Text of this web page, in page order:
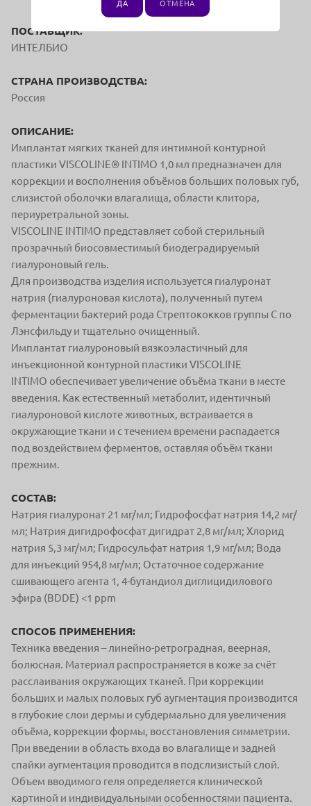
ПОСТАВЩИК:
ИНТЕЛБИО
СТРАНА ПРОИЗВОДСТВА:
Россия
ОПИСАНИЕ:
Имплантат мягких тканей для интимной контурной
пластики VISCOLINE® INTIMO 1,0 мл предназначен для
коррекции и восполнения объёмов больших половых губ,
слизистой оболочки влагалища, области клитора,
периуретральной зоны.
VISCOLINE INTIMO представляет собой стерильный
прозрачный биосовместимый биодеградируемый
гиалуроновый гель.
Для производства изделия используется гиалуронат
натрия (гиалуроновая кислота), полученный путем
ферментации бактерий рода Стрептококков группы С по
Лэнсфильду и тщательно очищенный.
Имплантат гиалуроновый вязкоэластичный для
инъекционной контурной пластики VISCOLINE
INTIMO обеспечивает увеличение объёма ткани в месте
введения. Как естественный метаболит, идентичный
гиалуроновой кислоте животных, встраивается в
окружающие ткани и с течением времени распадается
под воздействием ферментов, оставляя объём ткани
прежним.
СОСТАВ:
Натрия гиалуронат 21 мг/мл; Гидрофосфат натрия 14,2 мг/
мл; Натрия дигидрофосфат дигидрат 2,8 мг/мл; Хлорид
натрия 5,3 мг/мл; Гидросульфат натрия 1,9 мг/мл; Вода
для инъекций 954,8 мг/мл; Остаточное содержание
сшивающего агента 1, 4-бутандиол диглицидилового
эфира (BDDE) <1 ppm
СПОСОБ ПРИМЕНЕНИЯ:
Техника введения – линейно-ретроградная, веерная,
болюсная. Материал распространяется в коже за счёт
расслаивания окружающих тканей. При коррекции
больших и малых половых губ аугментация производится
в глубокие слои дермы и субдермально для увеличения
объёма, коррекции формы, восстановления симметрии.
При введении в область входа во влагалище и задней
спайки аугментация проводится в подслизистый слой.
Объем вводимого геля определяется клинической
картиной и индивидуальными особенностями пациента.
ДА ОТМЕНА